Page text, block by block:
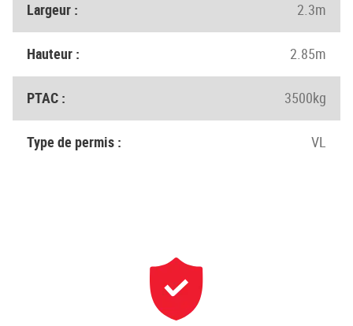
Largeur : 2.3m
Hauteur : 2.85m
PTAC : 3500kg
Type de permis : VL